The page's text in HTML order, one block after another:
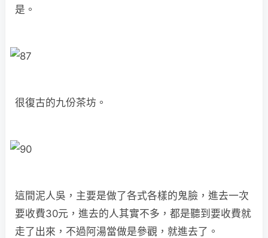
是。
很復古的九份茶坊。
這間泥人吳，主要是做了各式各樣的鬼臉，進去一次
要收費30元，進去的人其實不多，都是聽到要收費就
走了出來，不過阿湯當做是參觀，就進去了。